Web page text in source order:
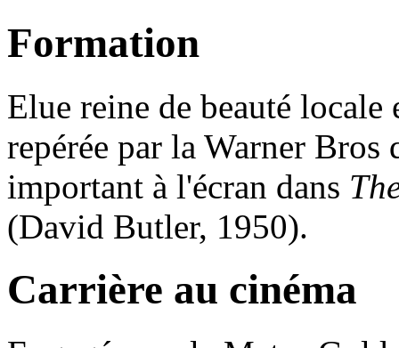
Formation
Elue reine de beauté
repérée par la Warner
important à l'écran dans
(David Butler, 1950).
Carrière au cinéma